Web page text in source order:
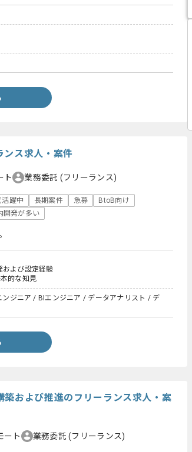
ンス求人・案件
ト 業務委託 (フリーランス)
活躍中 長期案件 急募
BtoB向け
開発が多い
および設定経験
的な知見
ジニア / BIエンジニア / データアナリスト / デ
および推進のフリーランス求人・案
ート 業務委託(フリーランス)